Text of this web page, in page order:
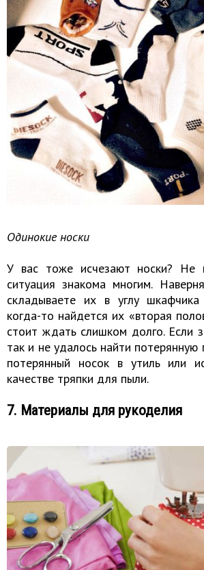
Одинокие носки
У вас тоже исчезают носки? Не
ситуация знакома многим.
складываете их в углу
когда-то найдется их «вторая
стоит ждать слишком долго. Если
так и не удалось найти потерянную
потерянный носок в утиль или
качестве тряпки для пыли.
7. Материалы для рукоделия